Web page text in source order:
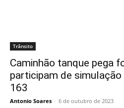
Trânsito
Caminhão tanque pega
participam de simulação
163
Antonio Soares - 6 de outubro de 2023